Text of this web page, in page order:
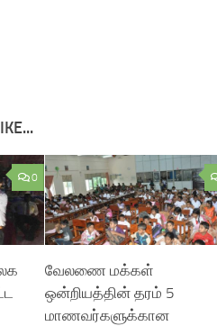
0
வேலணை மக்கள்
ஒன்றியத்தின் தரம் 5
மாணவர்களுக்கான